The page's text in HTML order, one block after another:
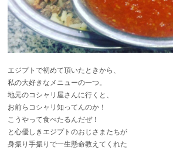
エジプトで初めて頂いたときから、
私の大好きなメニューの一つ。
地元のコシャリ屋さんに行くと、
お前らコシャリ知ってんのか！
こうやって食べたるんだぜ！
と心優しきエジプトのおじさまたちが
身振り手振りで一生懸命教えてくれた